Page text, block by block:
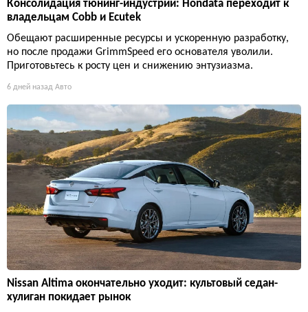
Консолидация тюнинг-индустрии: Hondata переходит к
владельцам Cobb и Ecutek
Обещают расширенные ресурсы и ускоренную разработку,
но после продажи GrimmSpeed его основателя уволили.
Приготовьтесь к росту цен и снижению энтузиазма.
6 дней назад Авто
Nissan Altima окончательно уходит: культовый седан-
хулиган покидает рынок